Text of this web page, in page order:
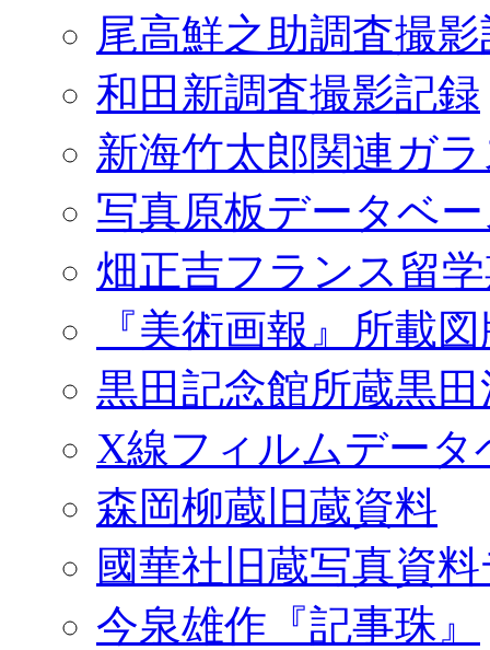
尾高鮮之助調査撮
和田新調査撮影記録
新海竹太郎関連ガ
写真原板データベ
畑正吉フランス留
『美術画報』所載
黒田記念館所蔵黒
X線フィルムデータ
森岡柳蔵旧蔵資料
國華社旧蔵写真資
今泉雄作『記事珠』